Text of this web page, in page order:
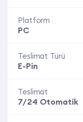
Platform
PC
Teslimat Türü
E-Pin
Teslimat
7/24 Otomatik